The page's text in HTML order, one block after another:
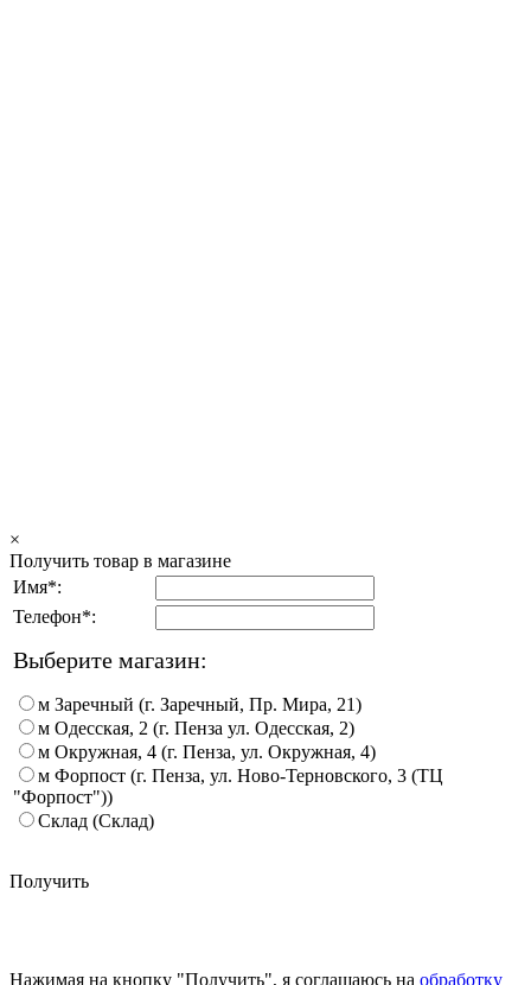
×
Получить товар в магазине
Имя*:
Телефон*:
Выберите магазин:
м Заречный (г. Заречный, Пр. Мира, 21)
м Одесская, 2 (г. Пенза ул. Одесская, 2)
м Окружная, 4 (г. Пенза, ул. Окружная, 4)
м Форпост (г. Пенза, ул. Ново-Терновского, 3 (ТЦ
"Форпост"))
Склад (Склад)
Получить
Нажимая на кнопку "Получить", я соглашаюсь на обработку